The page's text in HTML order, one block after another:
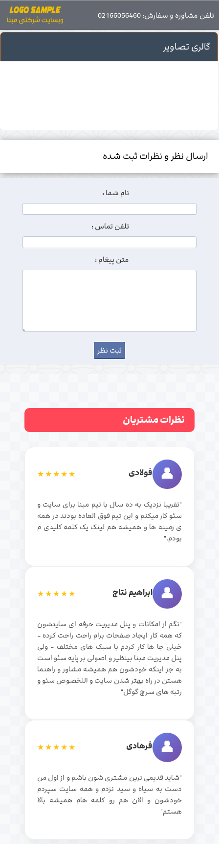
گالری تصاویر
نظرات مشتریان
👤 فولادی ★★★★★
"تقریبا نزدیک به ده سال با تیم مبنا برای سایت و
سئو کار میکنم و این تیم فوق العاده بودند در همه
ی زمینه ها و همیشه هم لینک یک کلمه کلیدی م
بودم."
👤 ابراهیم نتاج ★★★★★
"نگم از امکانات و پنل مدیریت حرفه ای سایتشون
که همه کار ایجاد صفحات برام راحت راحت کرده -
خیلی جا ها کار کردم با سبک های مختلف - ولی
پنل مدیریت مبنا بینظیر و اصولی بر پایه سئو است
به جز اینکه خودشون هم همیشه مشاور و راهنما
هستن در راه بهتر شدن سایت و اللخصوص سئو و
رتبه های سرچ گوگل"
👤 فرهادی ★★★★★
"شاید قدیمی ترین مشتری شون باشم و از اول من
دست به سیاه و سید نزدم و همه سایت سپردم
خودشون و الان هم رو کلمه هام همیشه بالا
هستم"
گالری تصاویر
ارسال نظر و نظرات ثبت شده
نام شما :
تلفن تماس :
متن پیغام :
تلفن مشاوره و سفارش: 02166056460